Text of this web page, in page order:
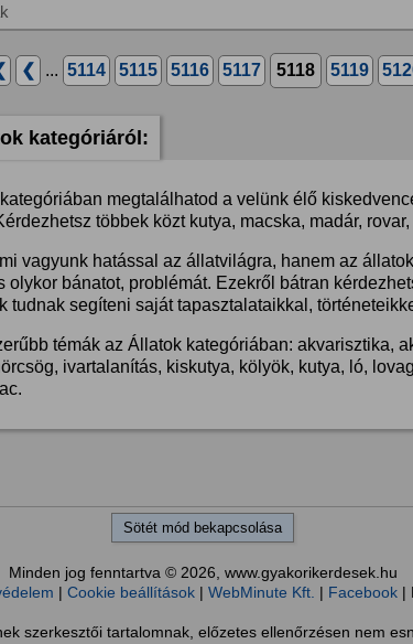
❮ ... 5114 5115 5116 5117 5118 5119
kategóriáról:
megtalálhatod a velünk élő
többek közt kutya, macska, madár,
vagyunk hatással az állatvilágra, hanem az
olykor bánatot, problémát. Ezekről bátran
tudnak segíteni saját tapasztalataikkal,
témák az Állatok kategóriában: akvarisztika,
ivartalanítás, kiskutya, kölyök, kutya, ló,
Sötét mód bekapcsolása
Minden jog fenntartva © 2026, www.gyakorikerdesek.hu
| Cookie beállítások| WebMinute Kft. | Facebook|
szerkesztői tartalomnak, előzetes ellenőrzésen nem